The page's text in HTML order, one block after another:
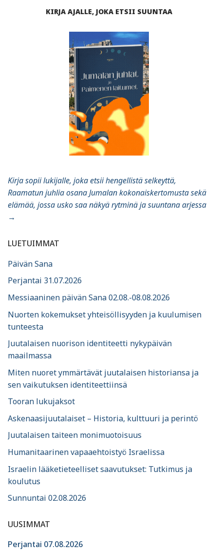
KIRJA AJALLE, JOKA ETSII SUUNTAA
Kirja sopii lukijalle, joka etsii hengellistä selkeyttä,
Raamatun juhlia osana Jumalan kokonaiskertomusta sekä
elämää, jossa usko saa näkyä rytminä ja suuntana arjessa
→
LUETUIMMAT
Päivän Sana
Perjantai 31.07.2026
Messiaaninen päivän Sana 02.08.-08.08.2026
Nuorten kokemukset yhteisöllisyyden ja kuulumisen
tunteesta
Juutalaisen nuorison identiteetti nykypäivän
maailmassa
Miten nuoret ymmärtävät juutalaisen historiansa ja
sen vaikutuksen identiteettiinsä
Tooran lukujaksot
Askenaasijuutalaiset – Historia, kulttuuri ja perintö
Juutalaisen taiteen monimuotoisuus
Humanitaarinen vapaaehtoistyö Israelissa
Israelin lääketieteelliset saavutukset: Tutkimus ja
koulutus
Sunnuntai 02.08.2026
UUSIMMAT
Perjantai 07.08.2026